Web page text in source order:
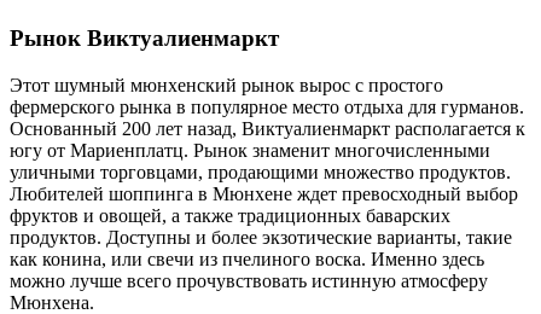
Рынок Виктуалиенмаркт
Этот шумный мюнхенский рынок вырос с простого
фермерского рынка в популярное место отдыха для гурманов.
Основанный 200 лет назад, Виктуалиенмаркт располагается к
югу от Мариенплатц. Рынок знаменит многочисленными
уличными торговцами, продающими множество продуктов.
Любителей шоппинга в Мюнхене ждет превосходный выбор
фруктов и овощей, а также традиционных баварских
продуктов. Доступны и более экзотические варианты, такие
как конина, или свечи из пчелиного воска. Именно здесь
можно лучше всего прочувствовать истинную атмосферу
Мюнхена.